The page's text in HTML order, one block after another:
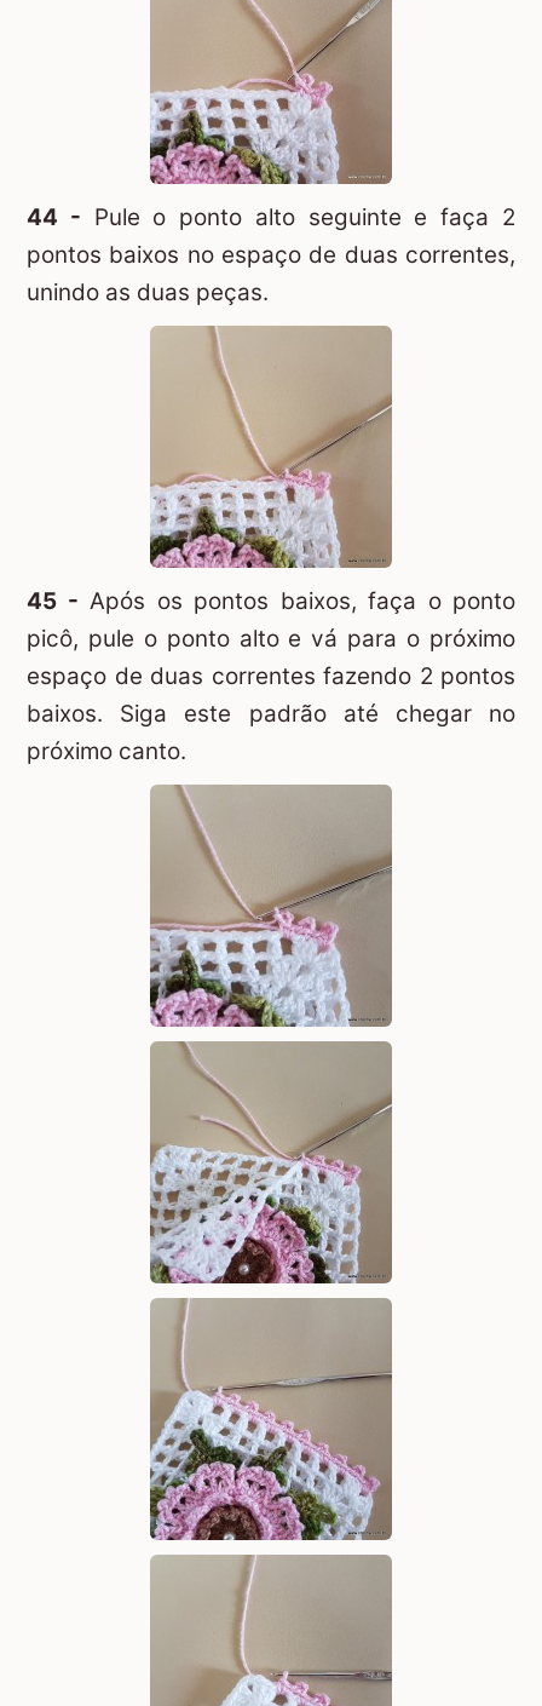
44 - Pule o ponto alto seguinte e faça 2
pontos baixos no espaço de duas correntes,
unindo as duas peças.
45 - Após os pontos baixos, faça o ponto
picô, pule o ponto alto e vá para o próximo
espaço de duas correntes fazendo 2 pontos
baixos. Siga este padrão até chegar no
próximo canto.